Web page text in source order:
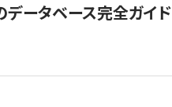
ータベース完全ガイド